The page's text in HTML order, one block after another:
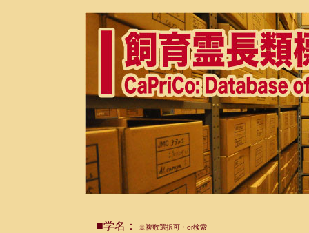
■学名： ※複数選択可・or検索